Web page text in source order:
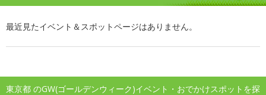
最近見たイベント＆スポットページはありません。
東京都 のGW(ゴールデンウィーク)イベント・おでかけスポットを探